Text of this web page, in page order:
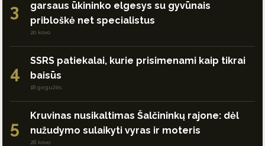
3
garsaus ūkininko elgesys su gyvūnais
pribloškė net specialistus
20 kovo
4
SSRS patiekalai, kurie prisimenami kaip tikrai
baisūs
18 gegužės
5
Kruvinas nusikaltimas Šalčininkų rajone: dėl
nužudymo sulaikyti vyras ir moteris
28 kovo